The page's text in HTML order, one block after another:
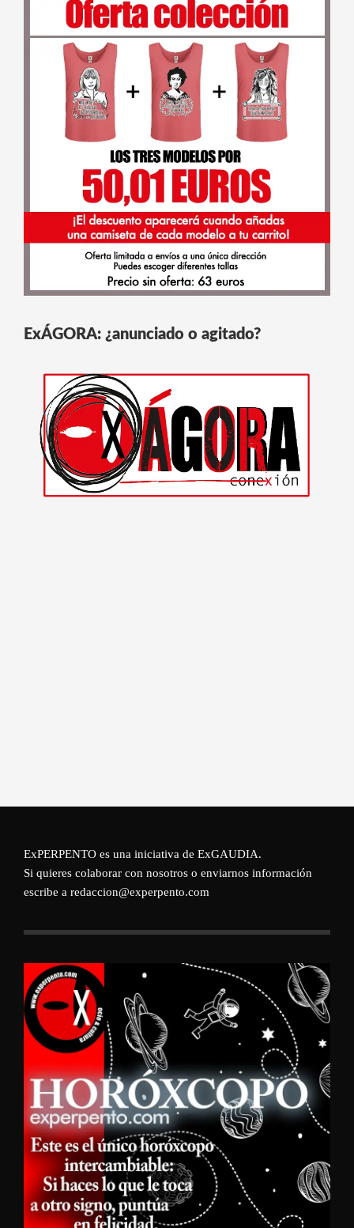
ExÁGORA: ¿anunciado o agitado?
ExPERPENTO es una iniciativa de ExGAUDIA.
Si quieres colaborar con nosotros o enviarnos información
escribe a redaccion@experpento.com